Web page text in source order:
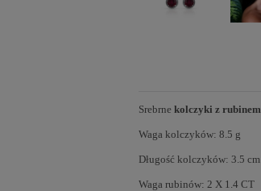
Srebrne kolczyki z rubinem
Waga kolczyków: 8.5 g
Długość kolczyków: 3.5 cm
Waga rubinów: 2 X 1.4 CT